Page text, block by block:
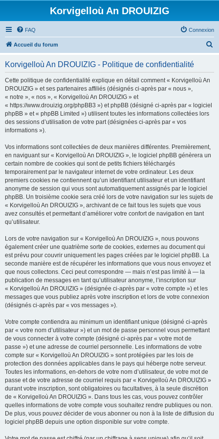
Korvigelloù An DROUIZIG
FAQ Connexion
Accueil du forum
Korvigelloù An DROUIZIG - Politique de confidentialité
Cette politique de confidentialité explique en détail comment « Korvigelloù An
DROUIZIG » et ses partenaires affiliés (désignés ci-après par « nous »,
« notre », « nos », « Korvigelloù An DROUIZIG » et
« https://www.drouizig.org/phpBB3 ») et phpBB (désigné ci-après par « logiciel
phpBB » et « phpBB Limited ») utilisent toutes les informations collectées lors
des sessions d’utilisation de votre part (désignées ci-après par « vos
informations »).
Vos informations sont collectées de deux manières différentes. Premièrement,
en naviguant sur « Korvigelloù An DROUIZIG », le logiciel phpBB génèrera un
certain nombre de cookies qui sont de petits fichiers téléchargés
temporairement par le navigateur internet de votre ordinateur. Les deux
premiers cookies ne contiennent qu’un identifiant utilisateur et un identifiant
anonyme de session qui vous sont automatiquement assignés par le logiciel
phpBB. Un troisième cookie sera créé lors de votre navigation sur les sujets de
« Korvigelloù An DROUIZIG », archivant de ce fait tous les sujets que vous
avez consultés et permettant d’améliorer votre confort de navigation en tant
qu’utilisateur.
Lors de votre navigation sur « Korvigelloù An DROUIZIG », nous pouvons
également créer une quatrième sorte de cookies, externes au document qui
est prévu pour couvrir uniquement les pages créées par le logiciel phpBB. La
seconde manière est de récupérer les informations que vous nous envoyez et
que nous collectons. Ceci peut correspondre — mais n’est pas limité à — la
publication de messages en tant qu’utilisateur anonyme, l’inscription sur
« Korvigelloù An DROUIZIG » (désignée ci-après par « votre compte ») et les
messages que vous publiez après votre inscription et lors de votre connexion
(désignés ci-après par « vos messages »).
Votre compte contiendra au minimum un identifiant unique (désigné ci-après
par « votre nom d’utilisateur ») et un mot de passe personnel vous permettant
de vous connecter à votre compte (désigné ci-après par « votre mot de
passe ») et une adresse de courriel personnelle. Les informations de votre
compte sur « Korvigelloù An DROUIZIG » sont protégées par les lois de
protection des données applicables dans le pays qui héberge notre serveur.
Toutes les informations, en-dehors de votre nom d’utilisateur, de votre mot de
passe et de votre adresse de courriel requis par « Korvigelloù An DROUIZIG »
durant votre inscription, sont obligatoires ou facultatives, à la seule discrétion
de « Korvigelloù An DROUIZIG ». Dans tous les cas, vous pouvez contrôler
quelles informations de votre compte vous souhaitez rendre publiques ou non.
De plus, vous pouvez décider de vous abonner ou non à la liste de diffusion du
logiciel phpBB depuis une option disponible sur votre compte.